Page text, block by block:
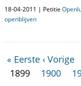
18-04-2011 | Petitie
openblijven
« Eerste ‹ Vorige
1899
1900